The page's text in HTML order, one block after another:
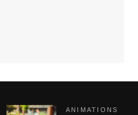
ANIMATIONS